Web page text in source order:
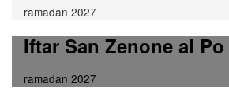
ramadan 2027
Iftar San Zenone al Po
ramadan 2027